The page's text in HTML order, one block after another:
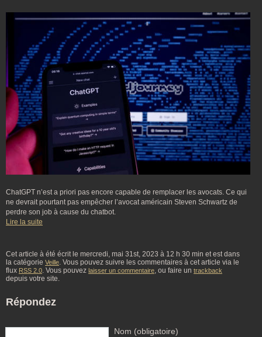
ChatGPT n’est a priori pas encore capable de remplacer les avocats. Ce qui
ne devrait pourtant pas empêcher l’avocat américain Steven Schwartz de
perdre son job à cause du chatbot.
Lire la suite
Cet article à été écrit le mercredi, mai 31st, 2023 à 12 h 30 min et est dans
la catégorie Veille. Vous pouvez suivre les commentaires à cet article via le
flux RSS 2.0. Vous pouvez laisser un commentaire, ou faire un trackback
depuis votre site.
Répondez
Nom (obligatoire)